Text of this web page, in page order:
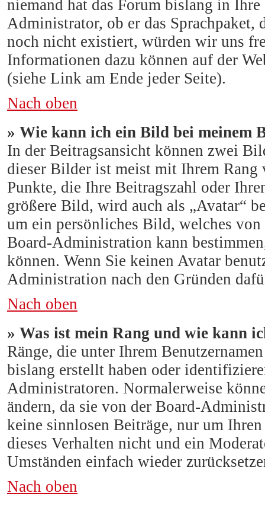
niemand hat das Forum bislang in
Administrator, ob er das Sprachpaket,
noch nicht existiert, würden wir uns
Informationen dazu können auf der
(siehe Link am Ende jeder Seite).
Nach oben
» Wie kann ich ein Bild bei meinem
In der Beitragsansicht können zwei
dieser Bilder ist meist mit Ihrem
Punkte, die Ihre Beitragszahl oder
größere Bild, wird auch als „Avatar“
um ein persönliches Bild, welches
Board-Administration kann
können. Wenn Sie keinen Avatar
Administration nach den Gründen
Nach oben
» Was ist mein Rang und wie kann
Ränge, die unter Ihrem
bislang erstellt haben oder
Administratoren. Normalerweise
ändern, da sie von der Board-
keine sinnlosen Beiträge, nur um
dieses Verhalten nicht und ein
Umständen einfach wieder
Nach oben